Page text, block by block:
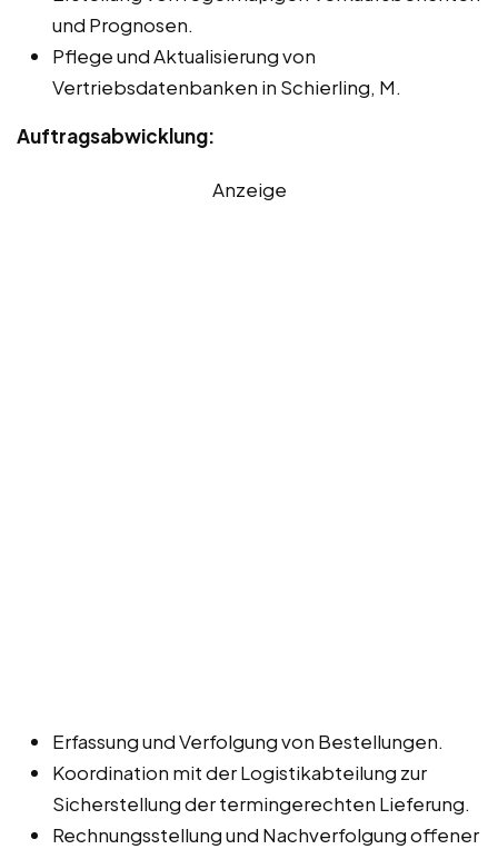
und Prognosen.
Pflege und Aktualisierung von
Vertriebsdatenbanken in Schierling, M.
Auftragsabwicklung:
Anzeige
Erfassung und Verfolgung von Bestellungen.
Koordination mit der Logistikabteilung zur
Sicherstellung der termingerechten Lieferung.
Rechnungsstellung und Nachverfolgung offener